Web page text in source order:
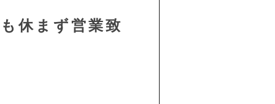
休まず営業致